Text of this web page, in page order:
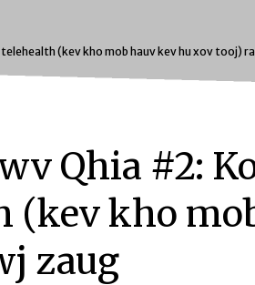
telehealth (kev kho mob hauv kev hu xov tooj)
Qhia #2:
(kev kho
zaug